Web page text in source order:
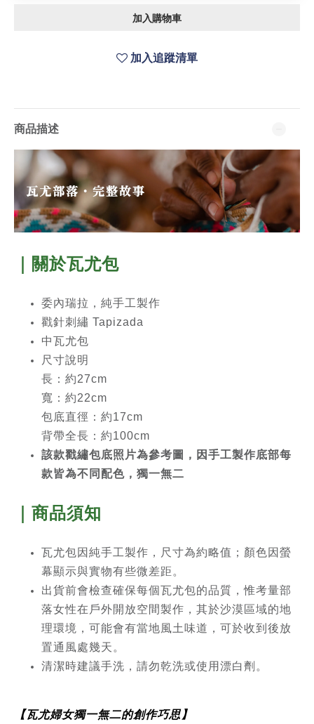
加入購物車
加入追蹤清單
商品描述
｜關於瓦尤包
委內瑞拉，純手工製作
戳針刺繡 Tapizada
中瓦尤包
尺寸說明
長：約27cm
寬：約22cm
包底直徑：約17cm
背帶全長：約100cm
該款戳繡包底照片為參考圖，因手工製作底部每
款皆為不同配色 ，獨一無二
｜商品須知
瓦尤包因純手工製作，尺寸為約略值；顏色因螢
幕顯示與實物有些微差距。
出貨前會檢查確保每個瓦尤包的品質，惟考量部
落女性在戶外開放空間製作，其於沙漠區域的地
理環境，可能會有當地風土味道，可於收到後放
置通風處幾天。
清潔時建議手洗，請勿乾洗或使用漂白劑。
【瓦尤婦女獨一無二的創作巧思】